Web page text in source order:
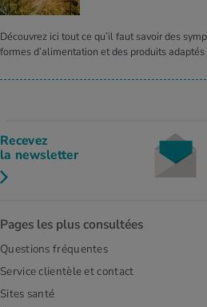
Découvrez ici tout ce qu’il faut savoir des
formes d’alimentation et des produits
Recevez
la newsletter
Pages les plus consultées
Questions fréquentes
Service clientèle et contact
Sites santé